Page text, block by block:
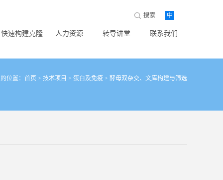
搜索
快速构建克隆 人力资源 转导讲堂 联系我们
中
位置： 首页 > 技术项目 > 蛋白及免疫 > 酵母双杂交、文库构建与筛选